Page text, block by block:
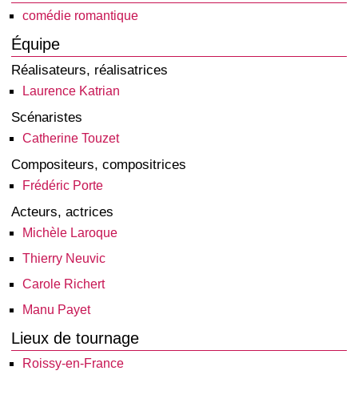
comédie romantique
Équipe
Réalisateurs, réalisatrices
Laurence Katrian
Scénaristes
Catherine Touzet
Compositeurs, compositrices
Frédéric Porte
Acteurs, actrices
Michèle Laroque
Thierry Neuvic
Carole Richert
Manu Payet
Lieux de tournage
Roissy-en-France